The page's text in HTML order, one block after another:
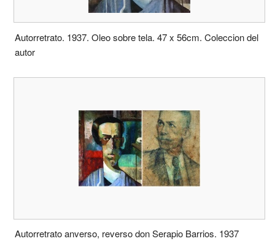
Autorretrato. 1937. Oleo sobre tela. 47 x 56cm. Coleccion del
autor
Autorretrato anverso, reverso don Serapio Barrios. 1937